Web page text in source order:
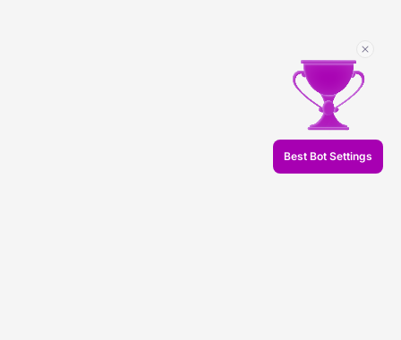
Best Bot Settings